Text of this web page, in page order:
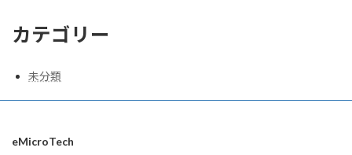
カテゴリー
未分類
eMicroTech